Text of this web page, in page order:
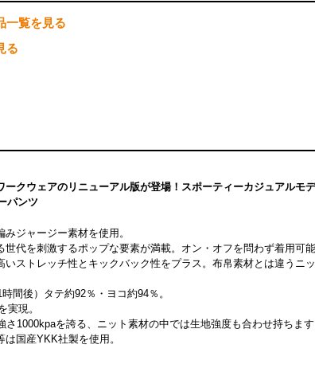
一覧を見る
る
クウェアのリニューアル版が登場！スポーティーカジュアルモデ
パンツ
ジャージー素材を使用。
代を刺激するポップな要素が満載。オン・オフを問わず着用可能
ストレッチ性とキックバック性をプラス。布帛素材とは違うニ
間後）タテ約92％・ヨコ約94％。
現。
1000kpaを誇る、ニット素材の中では生地強度も合わせ持ちます
国産YKK社製を使用。